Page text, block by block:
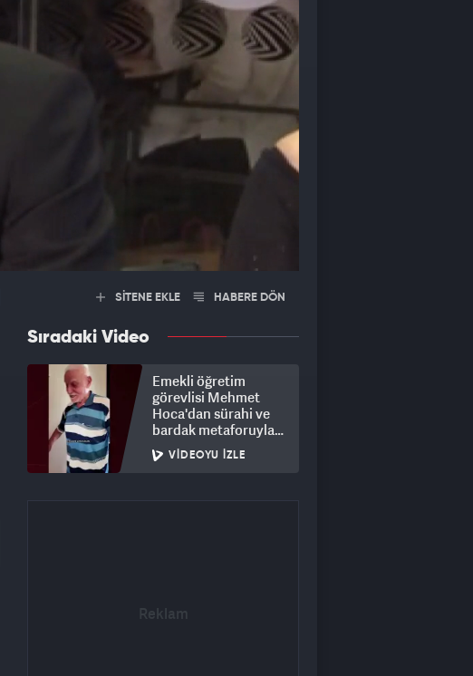
SİTENE EKLE HABERE DÖN
Sıradaki Video
Emekli öğretim
görevlisi Mehmet
Hoca'dan sürahi ve
bardak metaforuyla
hayat dersi
VIDEOYU İZLE